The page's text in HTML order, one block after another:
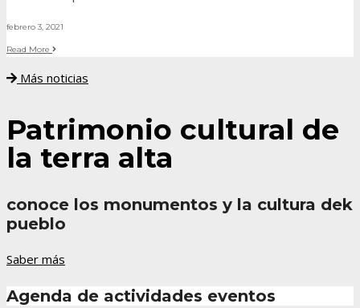
febrero 3, 2021
Read More
Más noticias
Patrimonio cultural de
la terra alta
conoce los monumentos y la cultura dek
pueblo
Saber más
Agenda de actividades eventos